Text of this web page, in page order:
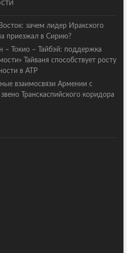
зачем лидер Иракского
приезжал в Сирию?
– Токио – Тайбэй: поддержка
Тайваня способствует росту
в АТР
взаимосвязи Армении с
звено Транскаспийского коридора